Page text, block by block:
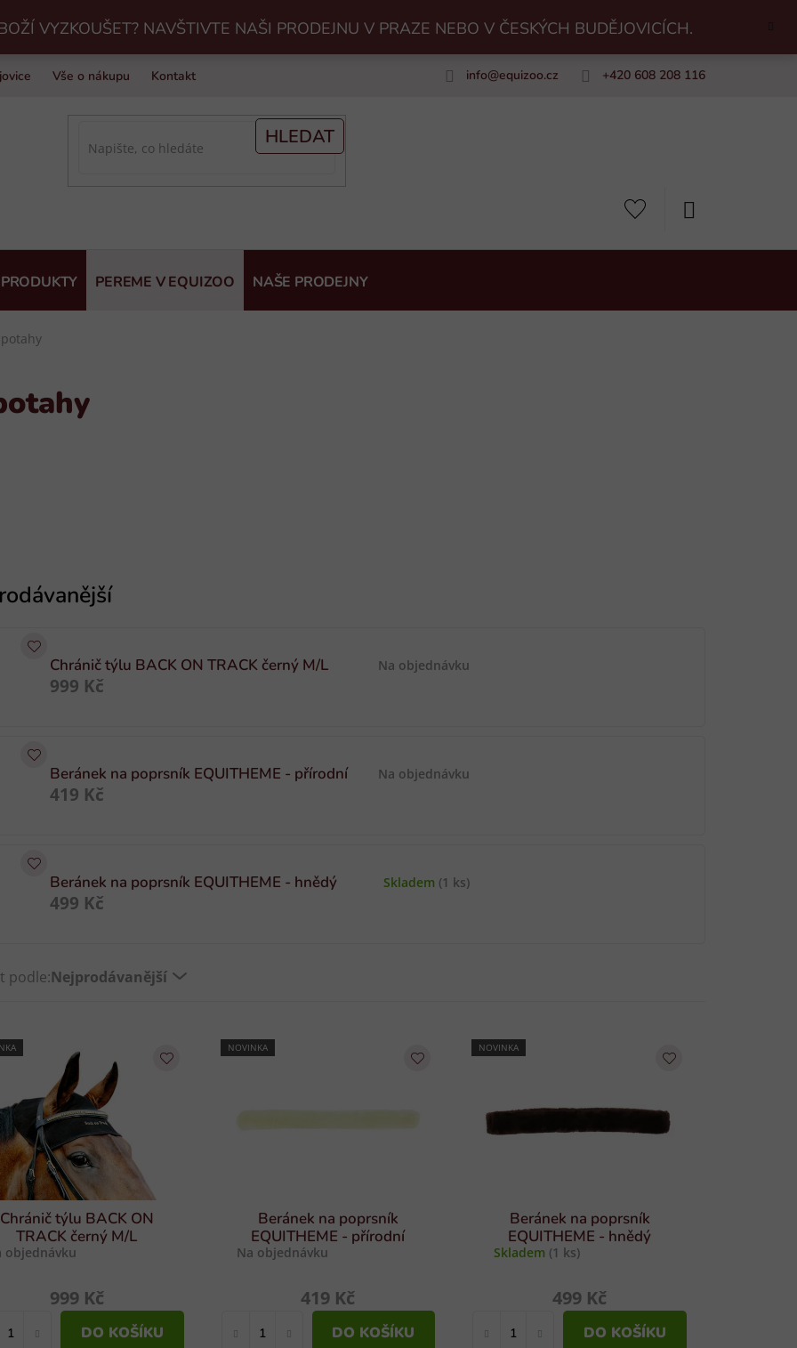
VYZKOUŠET? NAVŠTIVTE NAŠI PRODEJNU V PRAZE NEBO V ČESKÝCH BUDĚJOVICÍCH.
Vše o nákupu Kontakt info@equizoo.cz +420 608 208 116
HLEDAT
PEREME V EQUIZOO NAŠE PRODEJNY
Chránič týlu BACK ON TRACK černý M/L Na objednávku
999 Kč
Beránek na poprsník EQUITHEME - přírodní Na objednávku
419 Kč
Beránek na poprsník EQUITHEME - hnědý Skladem (1 ks)
499 Kč
podle:Nejprodávanější
Chránič týlu BACK ON
TRACK černý M/L
objednávku
999 Kč
DO KOŠÍKU
NOVINKA
Beránek na poprsník
EQUITHEME - přírodní
Na objednávku
419 Kč
DO KOŠÍKU
NOVINKA
Beránek na poprsník
EQUITHEME - hnědý
Skladem (1 ks)
499 Kč
DO KOŠÍKU